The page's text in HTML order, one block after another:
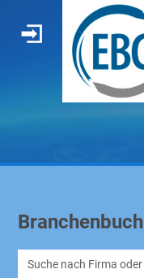
Branchenbuch